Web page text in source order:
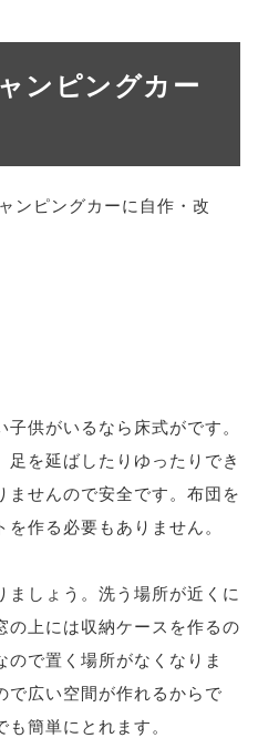
ンピングカー
供がいるなら床式がです。
を延ばしたりゆったりでき
ませんので安全です。布団を
作る必要もありません。
しょう。洗う場所が近くに
の上には収納ケースを作るの
で置く場所がなくなりま
で広い空間が作れるからで
簡単にとれます。